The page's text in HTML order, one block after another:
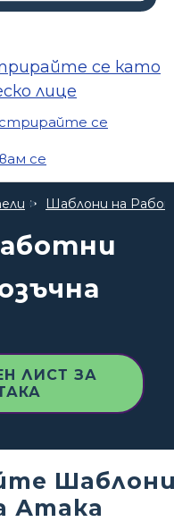
се като
лице
се
се
Шаблони на
ЛИСТ ЗА
Атака